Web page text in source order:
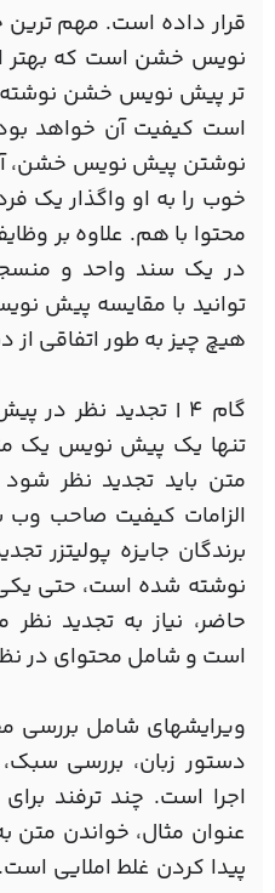
قرار داده است. مهم ترین
نویس خشن است که بهتر
تر پیش نویس خشن نوشته
است کیفیت آن خواهد
نوشتن پیش نویس خشن،
خوب را به او واگذار یک
محتوا با هم. علاوه بر
در یک سند واحد و
توانید با مقایسه پیش
هیچ چیز به طور اتفاقی
گام 4 | تجدید نظر
تنها یک پیش نویس یک
متن باید تجدید نظر
الزامات کیفیت صاحب
برندگان جایزه پولیتزر
نوشته شده است، حتی
حاضر، نیاز به تجدید
است و شامل محتوای در
ویرایشهای شامل بررسی
دستور زبان، بررسی سبک،
اجرا است. چند ترفند
عنوان مثال، خواندن
پیدا کردن غلط املایی